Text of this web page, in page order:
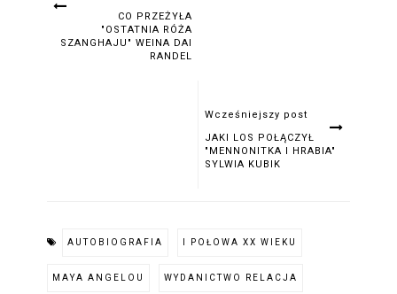
CO PRZEŻYŁA
"OSTATNIA RÓŻA
SZANGHAJU" WEINA DAI
RANDEL
Wcześniejszy post
JAKI LOS POŁĄCZYŁ
"MENNONITKA I HRABIA"
SYLWIA KUBIK
AUTOBIOGRAFIA I POŁOWA XX WIEKU
MAYA ANGELOU WYDANICTWO RELACJA